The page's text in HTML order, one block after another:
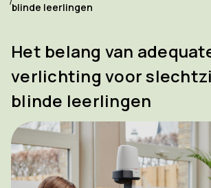
blinde leerlingen
Het belang van
verlichting voor
blinde leerlingen